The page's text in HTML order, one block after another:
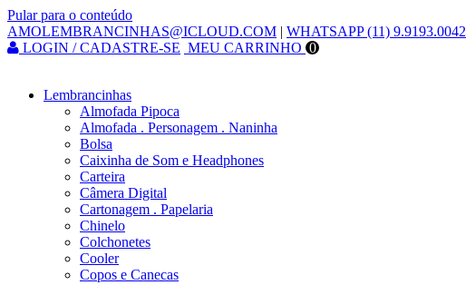
Pular para o conteúdo
AMOLEMBRANCINHAS@ICLOUD.COM | WHATSAPP (11) 9.9193.0042
LOGIN / CADASTRE-SE MEU CARRINHO 0
Lembrancinhas
Almofada Pipoca
Almofada . Personagem . Naninha
Bolsa
Caixinha de Som e Headphones
Carteira
Câmera Digital
Cartonagem . Papelaria
Chinelo
Colchonetes
Cooler
Copos e Canecas